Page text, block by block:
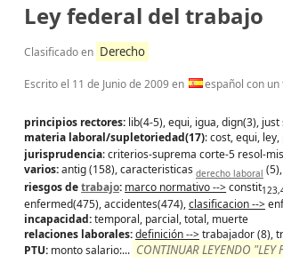
Ley federal del trabajo
Clasificado en Derecho
Escrito el 11 de Junio de 2009en español con un
principios rectores: lib(4-5), equi, igua, dign(3),
materia laboral/supletoriedad(17): cost, equi, ley,
jurisprudencia: criterios-suprema corte-5 resol-
varios:antig (158), caracteristicas derecho laboral
riesgos detrabajo: marco normativo -->constit
enfermed(475), accidentes(474),clasificacion -->
incapacidad:temporal, parcial, total, muerte
relaciones laborales:definición -->trabajador (8),
PTU: monto salario:... CONTINUAR LEYENDO "LEY